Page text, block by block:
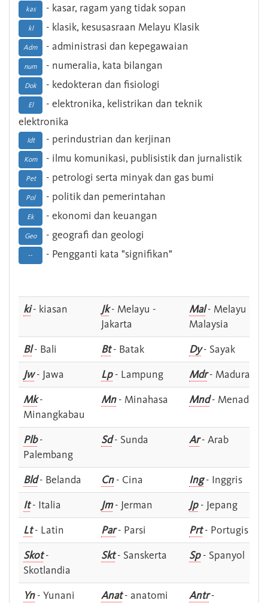
kas - kasar, ragam yang tidak sopan
kl - klasik, kesusasraan Melayu Klasik
Adm - administrasi dan kepegawaian
num - numeralia, kata bilangan
Dok - kedokteran dan fisiologi
El
- elektronika, kelistrikan dan teknik
elektronika
Idt - perindustrian dan kerjinan
Kom - ilmu komunikasi, publisistik dan jurnalistik
Pet - petrologi serta minyak dan gas bumi
Pol - politik dan pemerintahan
Ek - ekonomi dan keuangan
Geo - geografi dan geologi
-- - Pengganti kata "signifikan"
ki- kiasan Jk- Melayu -
Jakarta
Mal- Melayu -
Malaysia
Bl- Bali Bt- Batak Dy- Sayak
Jw- Jawa Lp- Lampung Mdr- Madura
Mk-
Minangkabau
Mn- Minahasa Mnd- Menado
Plb-
Palembang
Sd- Sunda Ar- Arab
Bld- Belanda Cn- Cina Ing- Inggris
It- Italia Jm- Jerman Jp- Jepang
Lt- Latin Par- Parsi Prt- Portugis
Skot-
Skotlandia
Skt- Sanskerta Sp- Spanyol
Yn- Yunani Anat- anatomi Antr-